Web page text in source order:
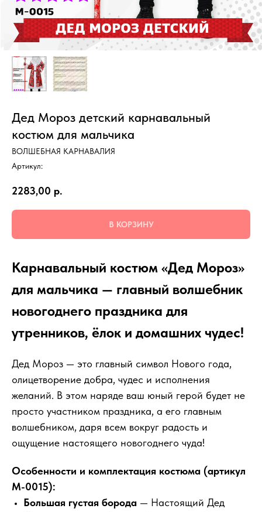
Дед Мороз детский карнавальный
костюм для мальчика
ВОЛШЕБНАЯ КАРНАВАЛИЯ
Артикул:
2283,00 р.
В КОРЗИНУ
Карнавальный костюм «Дед Мороз»
для мальчика — главный волшебник
новогоднего праздника для
утренников, ёлок и домашних чудес!
Дед Мороз — это главный символ Нового года,
олицетворение добра, чудес и исполнения
желаний. В этом наряде ваш юный герой будет не
просто участником праздника, а его главным
волшебником, даря всем вокруг радость и
ощущение настоящего новогоднего чуда!
Особенности и комплектация костюма (артикул
М-0015):
Большая густая борода — Настоящий Дед